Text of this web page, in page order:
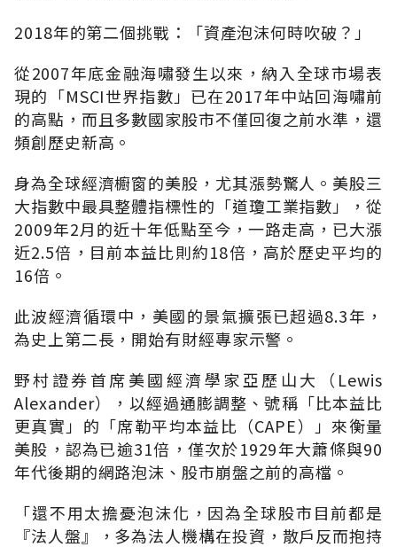
2018年的第二個挑戰：「資產泡沫何時吹破？」
從2007年底金融海嘯發生以來，納入全球市場表
現的「MSCI世界指數」已在2017年中站回海嘯前
的高點，而且多數國家股市不僅回復之前水準，還
頻創歷史新高。
身為全球經濟櫥窗的美股，尤其漲勢驚人。美股三
大指數中最具整體指標性的「道瓊工業指數」，從
2009年2月的近十年低點至今，一路走高，已大漲
近2.5倍，目前本益比則約18倍，高於歷史平均的
16倍。
此波經濟循環中，美國的景氣擴張已超過8.3年，
為史上第二長，開始有財經專家示警。
野村證券首席美國經濟學家亞歷山大（Lewis
Alexander），以經過通膨調整、號稱「比本益比
更真實」的「席勒平均本益比（CAPE）」來衡量
美股，認為已逾31倍，僅次於1929年大蕭條與90
年代後期的網路泡沫、股市崩盤之前的高檔。
「還不用太擔憂泡沫化，因為全球股市目前都是
『法人盤』，多為法人機構在投資，散戶反而抱持